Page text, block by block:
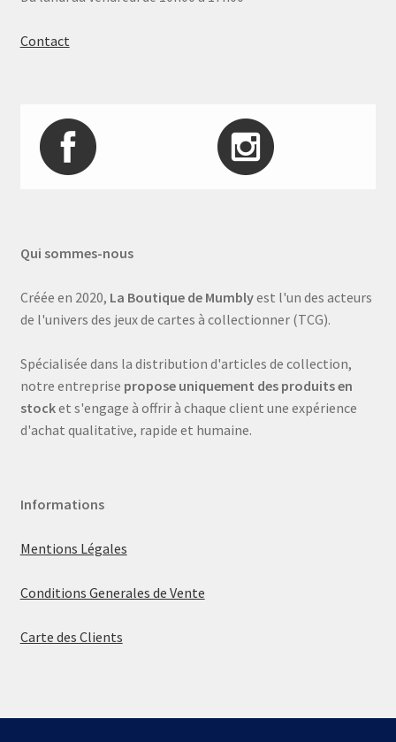
Contact
Qui sommes-nous
Créée en 2020, La Boutique de Mumblyest l'un des acteurs
de l'univers des jeux de cartes à collectionner (TCG).
Spécialisée dans la distribution d'articles de collection,
notre entreprise propose uniquement des produits en
stocket s'engage à offrir à chaque client une expérience
d'achat qualitative, rapide et humaine.
Informations
Mentions Légales
Conditions Generales de Vente
Carte des Clients